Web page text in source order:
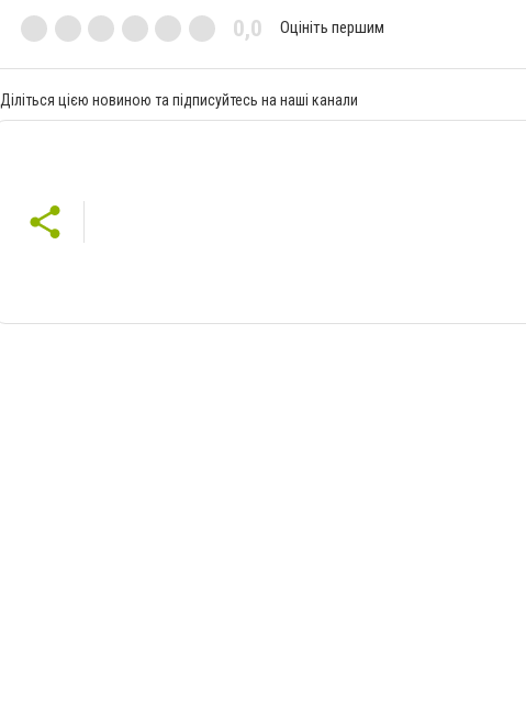
0,0 Оцініть першим
Діліться цією новиною та підписуйтесь на наші канали